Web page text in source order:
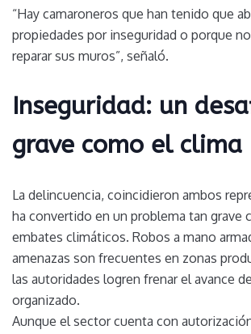
“Hay camaroneros que han tenido que
propiedades por inseguridad o porque
reparar sus muros”, señaló.
Inseguridad: un
grave como el clima
La delincuencia, coincidieron ambos
ha convertido en un problema tan grave
embates climáticos. Robos a mano
amenazas son frecuentes en zonas
las autoridades logren frenar el avance
organizado.
Aunque el sector cuenta con